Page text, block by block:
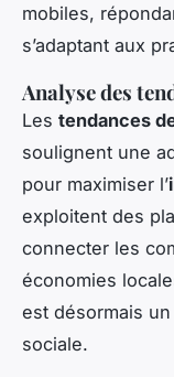
mobiles,
s’adaptant aux
Analyse des
Les tendances
soulignent une
pour maximiser l’
exploitent des
connecter les
économies
est désormais
sociale.